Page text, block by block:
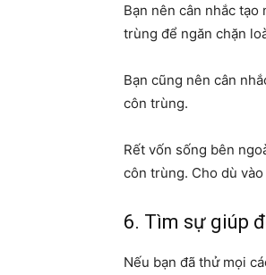
Bạn nên cân nhắc
trùng để ngăn chặn
Bạn cũng nên cân
côn trùng.
Rết vốn sống bên
côn trùng. Cho dù
6. Tìm sự giúp
Nếu bạn đã thử mọi